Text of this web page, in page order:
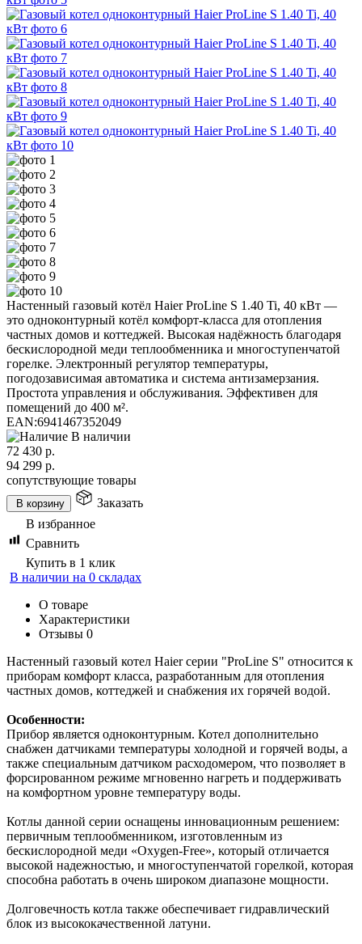
Настенный газовый котёл Haier ProLine S 1.40 Ti, 40 кВт —
это одноконтурный котёл комфорт-класса для отопления
частных домов и коттеджей. Высокая надёжность благодаря
бескислородной меди теплообменника и многоступенчатой
горелке. Электронный регулятор температуры,
погодозависимая автоматика и система антизамерзания.
Простота управления и обслуживания. Эффективен для
помещений до 400 м².
EAN:6941467352049
В наличии
72 430 р.
94 299 р.
сопутствующие товары
В корзину
Заказать
В избранное
Сравнить
Купить в 1 клик
В наличии на 0 складах
О товаре
Характеристики
Отзывы 0
Настенный газовый котел Haier серии "ProLine S" относится к
приборам комфорт класса, разработанным для отопления
частных домов, коттеджей и снабжения их горячей водой.
Особенности:
Прибор является одноконтурным. Котел дополнительно
снабжен датчиками температуры холодной и горячей воды, а
также специальным датчиком расходомером, что позволяет в
форсированном режиме мгновенно нагреть и поддерживать
на комфортном уровне температуру воды.
Котлы данной серии оснащены инновационным решением:
первичным теплообменником, изготовленным из
бескислородной меди «Oxygen-Free», который отличается
высокой надежностью, и многоступенчатой горелкой, которая
способна работать в очень широком диапазоне мощности.
Долговечность котла также обеспечивает гидравлический
блок из высококачественной латуни.